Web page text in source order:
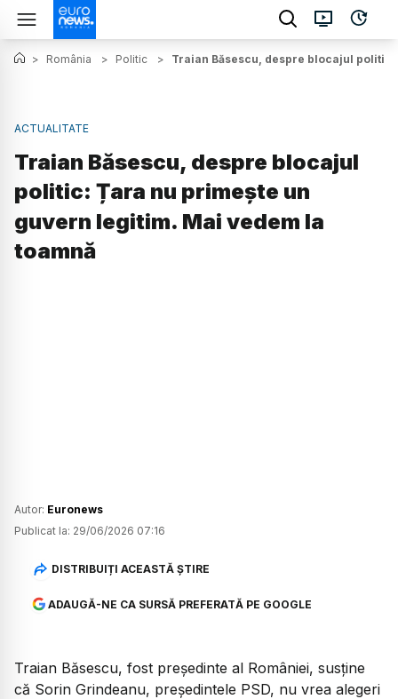
> România > Politic > Traian Băsescu, despre blocajul
ACTUALITATE
Traian Băsescu, despre blocajul
politic: Țara nu primeşte un
guvern legitim. Mai vedem la
toamnă
Autor: Euronews
Publicat la: 29/06/2026 07:16
DISTRIBUIȚI ACEASTĂ ȘTIRE
ADAUGĂ-NE CA SURSĂ PREFERATĂ PE GOOGLE
Traian Băsescu, fost președinte al României, susține
că Sorin Grindeanu, președintele PSD, nu vrea alegeri